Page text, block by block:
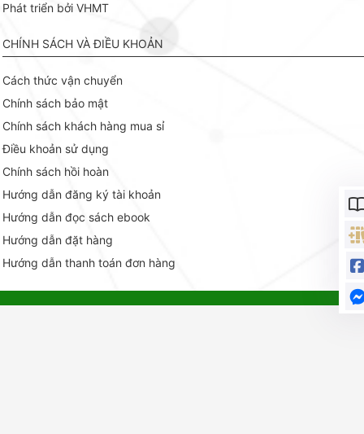
Phát triển bởi VHMT
CHÍNH SÁCH VÀ ĐIỀU KHOẢN
Cách thức vận chuyển
Chính sách bảo mật
Chính sách khách hàng mua sỉ
Điều khoản sử dụng
Chính sách hồi hoàn
Hướng dẫn đăng ký tài khoản
Hướng dẫn đọc sách ebook
Hướng dẫn đặt hàng
Hướng dẫn thanh toán đơn hàng